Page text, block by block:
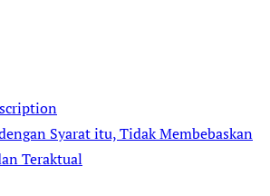
Syarat itu, Tidak Membebaskan
Teraktual